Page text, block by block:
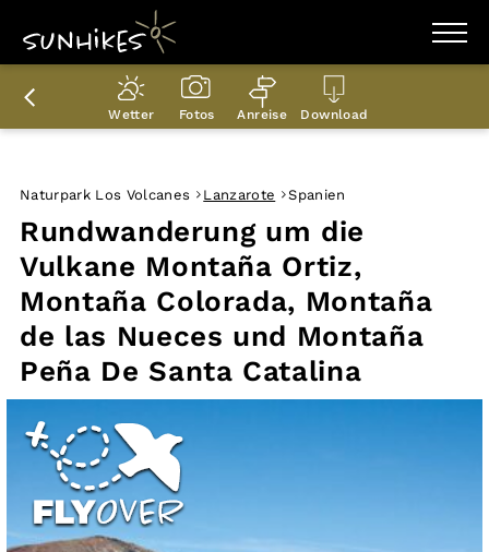
WANDERZIELE
WANDERUNGEN
ENTDECKEN
PLANER
Wetter Fotos Anreise Download
Rundwanderung um die
Vulkane Montaña Ortiz,
Montaña Colorada, Montaña
de las Nueces und Montaña
Peña De Santa Catalina
Naturpark Los Volcanes Lanzarote Spanien